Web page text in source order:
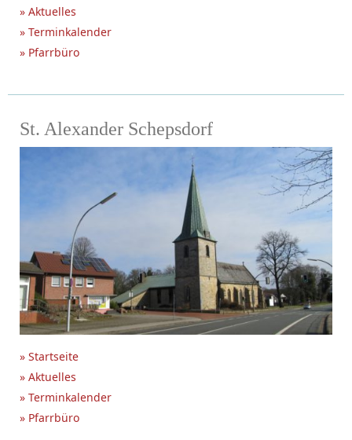
» Aktuelles
» Terminkalender
» Pfarrbüro
St. Alexander Schepsdorf
» Startseite
» Aktuelles
» Terminkalender
» Pfarrbüro